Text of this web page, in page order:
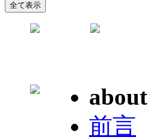
about
前言